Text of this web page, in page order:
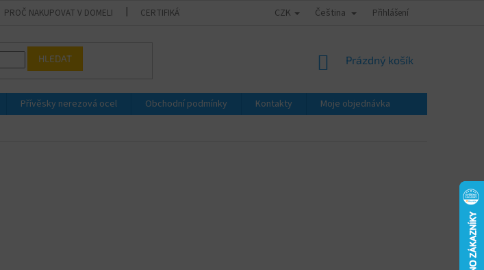
PROČ NAKUPOVAT V DOMELI CERTIFIKÁTY - ZNALECKÉ POSUDKY OBCHODNÍ PODMÍNKY
CZK Čeština Přihlášení
HLEDAT
NÁKUPNÍ
Prázdný košík
Přívěsky nerezová ocel Obchodní podmínky Kontakty
Moje objednávka